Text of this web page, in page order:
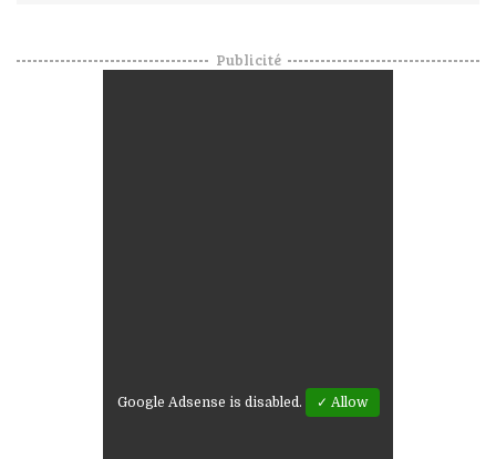
Publicité
Google Adsense is disabled. ✓ Allow